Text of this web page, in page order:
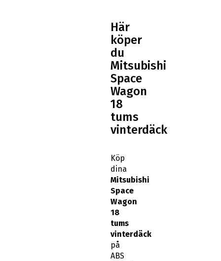
Här
köper
du
Mitsubishi
Space
Wagon
18
tums
vinterdäck
Köp
dina
Mitsubishi
Space
Wagon
18
tums
vinterdäck
på
ABS